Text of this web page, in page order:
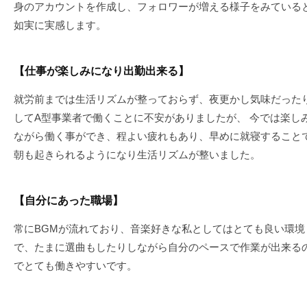
身のアカウントを作成し、フォロワーが増える様子をみている
如実に実感します。
【仕事が楽しみになり出勤出来る】
就労前までは生活リズムが整っておらず、夜更かし気味だった
してA型事業者で働くことに不安がありましたが、 今では楽し
ながら働く事ができ、程よい疲れもあり、早めに就寝すること
朝も起きられるようになり生活リズムが整いました。
【自分にあった職場】
常にBGMが流れており、音楽好きな私としてはとても良い環境
で、たまに選曲もしたりしながら自分のペースで作業が出来る
でとても働きやすいです。